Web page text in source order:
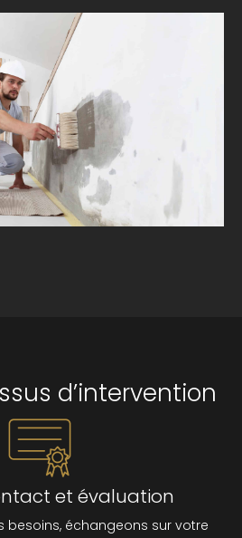
d’intervention
et évaluation
besoins, échangeons sur votre